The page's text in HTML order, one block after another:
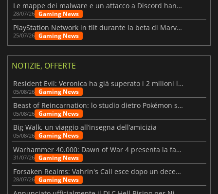
Le mappe dei malware e un attacco a Discord hanno colpito Meccha Chameleon
28/07/26 Gaming News
PlayStation Network in tilt durante la beta di Marvel Tōkon
25/07/26 Gaming News
NOTIZIE, OFFERTE
Resident Evil: Veronica ha già superato i 2 milioni liste dei desideri
05/08/26 Gaming News
Beast of Reincarnation: lo studio dietro Pokémon su una nuova strada
05/08/26 Gaming News
Big Walk, un viaggio all’insegna dell’amicizia
05/08/26 Gaming News
Warhammer 40.000: Dawn of War 4 presenta la fazione dei Necron
31/07/26 Gaming News
Forsaken Realms: Vahrin's Call esce dopo un decennio di sviluppo
28/07/26 Gaming News